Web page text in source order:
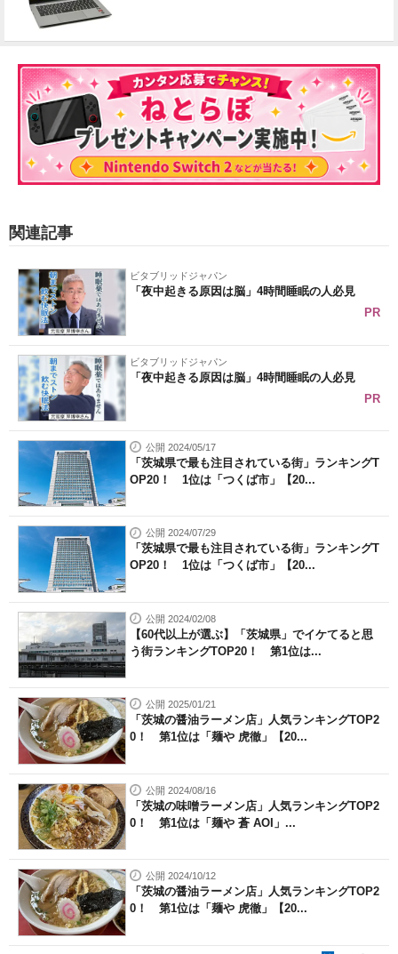
関連記事
ビタブリッドジャパン
「夜中起きる原因は脳」4時間睡眠の人必見
PR
ビタブリッドジャパン
「夜中起きる原因は脳」4時間睡眠の人必見
PR
公開 2024/05/17
「茨城県で最も注目されている街」ランキングT
OP20！ 1位は「つくば市」【20...
公開 2024/07/29
「茨城県で最も注目されている街」ランキングT
OP20！ 1位は「つくば市」【20...
公開 2024/02/08
【60代以上が選ぶ】「茨城県」でイケてると思
う街ランキングTOP20！ 第1位は...
公開 2025/01/21
「茨城の醤油ラーメン店」人気ランキングTOP2
0！ 第1位は「麺や 虎徹」【20...
公開 2024/08/16
「茨城の味噌ラーメン店」人気ランキングTOP2
0！ 第1位は「麺や 蒼 AOI」...
公開 2024/10/12
「茨城の醤油ラーメン店」人気ランキングTOP2
0！ 第1位は「麺や 虎徹」【20...